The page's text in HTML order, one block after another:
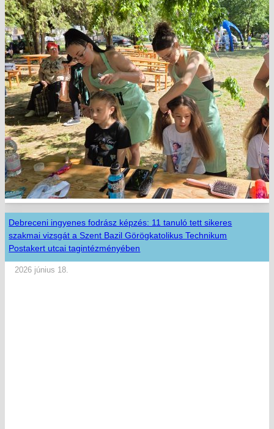
Debreceni ingyenes fodrász képzés: 11 tanuló tett sikeres
szakmai vizsgát a Szent Bazil Görögkatolikus Technikum
Postakert utcai tagintézményében
2026 június 18.